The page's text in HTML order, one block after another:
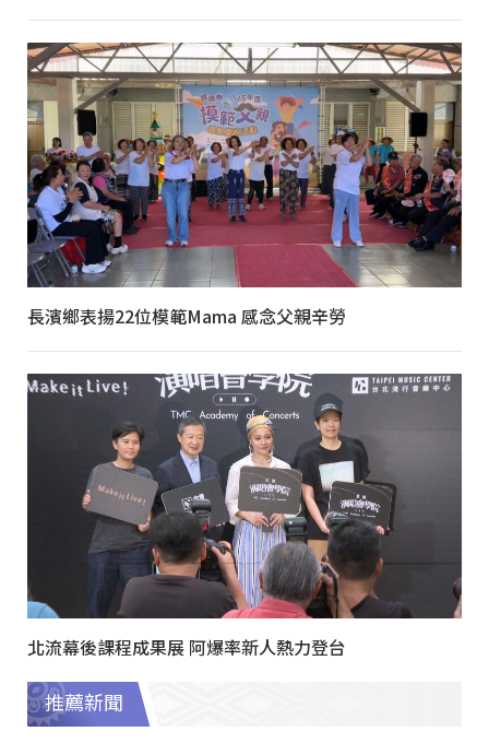
長濱鄉表揚22位模範Mama 感念父親辛勞
北流幕後課程成果展 阿爆率新人熱力登台
推薦新聞